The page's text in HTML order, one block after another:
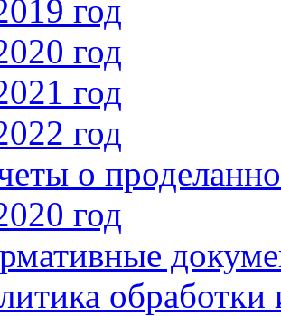
год
год
год
год
о
год